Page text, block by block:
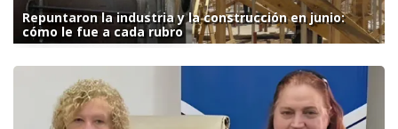
Repuntaron la industria y la construcción en junio:
cómo le fue a cada rubro